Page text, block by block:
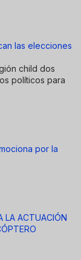
las elecciones
child dos
políticos para
por la
LA ACTUACIÓN